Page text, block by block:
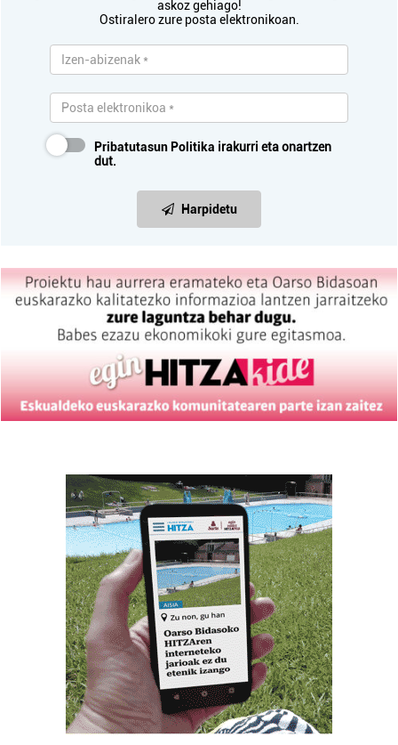
askoz gehiago!
Ostiralero zure posta elektronikoan.
Pribatutasun Politika irakurri eta onartzen
dut.
Harpidetu